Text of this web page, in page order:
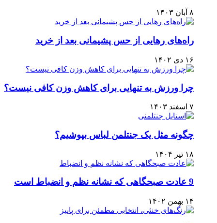
۸ آبان ۱۴۰۳
راه‌های رهایی از حس پشیمانی بعد از خرید
۱۶ دی ۱۴۰۲
چرا ورزش به تنهایی برای کاهش وزن کافی نیست؟
۷ اسفند ۱۴۰۳
چگونه مثل یک جنتلمن لباس بپوشیم؟
۱۸ تیر ۱۴۰۴
9 عادت صبحگاهی که نشانه نظم و انضباط است
۱۴ بهمن ۱۴۰۲